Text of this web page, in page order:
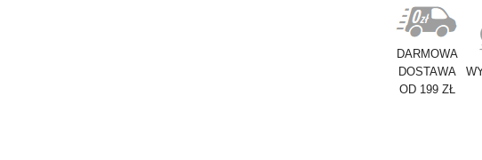
DARMOWA
DOSTAWA
OD 199 ZŁ